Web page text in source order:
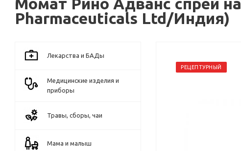
Pharmaceuticals Ltd/Индия)
РЕЦЕПТУРНЫЙ
Лекарства и БАДы
Медицинские изделия и
приборы
Травы, сборы, чаи
Мама и малыш